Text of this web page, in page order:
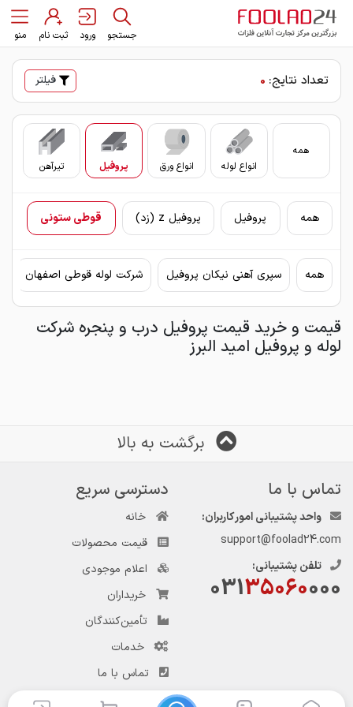
جستجو ورود ثبت نام منو
تعداد نتایج: 0 فیلتر
همه
انواع لوله
انواع ورق پروفیل تیرآهن
همه پروفیل پروفیل z (زد) قوطی ستونی
همه سپری آهنی نیکان پروفیل شرکت لوله قوطی اصفهان
قیمت و خرید قیمت پروفیل درب و پنجره شرکت
لوله و پروفیل امید البرز
برگشت به بالا
تماس با ما
واحد پشتیبانی امور کاربران:
support@foolad24.com
تلفن پشتیبانی:
03135060000
دسترسی سریع
خانه
قیمت محصولات
اعلام موجودی
خریداران
تأمین‌کنندگان
خدمات
تماس با ما